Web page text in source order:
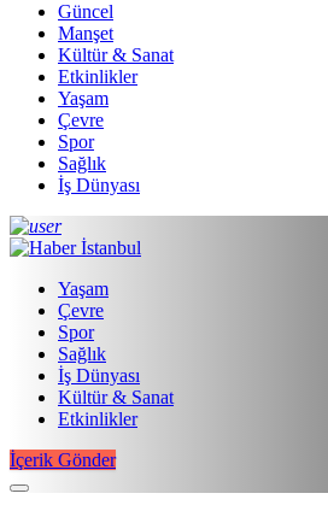
Güncel
Manşet
Kültür & Sanat
Etkinlikler
Yaşam
Çevre
Spor
Sağlık
İş Dünyası
Yaşam
Çevre
Spor
Sağlık
İş Dünyası
Kültür & Sanat
Etkinlikler
İçerik Gönder